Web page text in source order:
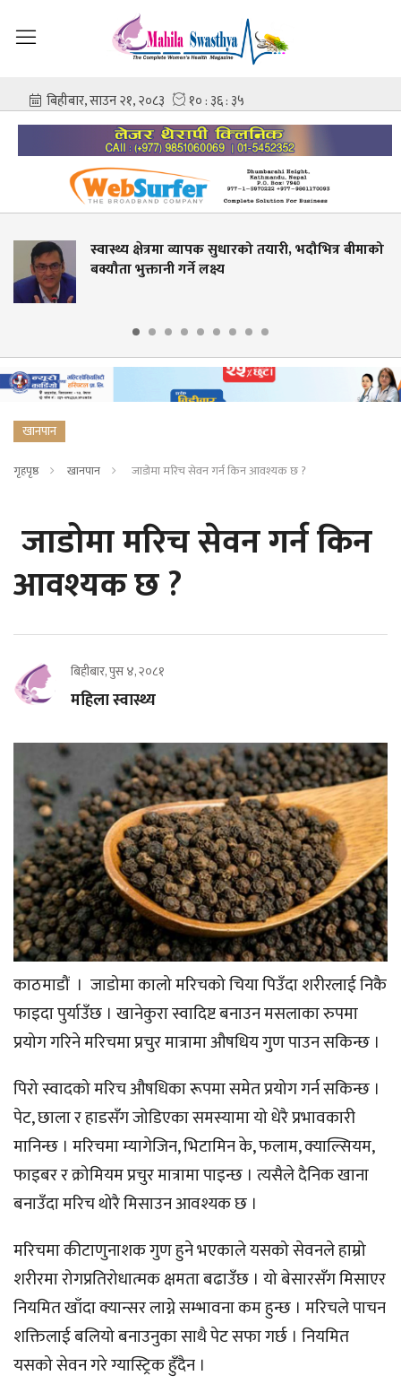
क्षेत्रमा व्यापक सुधारको तयारी, भदौभित्र बीमाको
भुक्तानी गर्ने लक्ष्य
खानपान
गृहपृष्ठ खानपान जाडोमा मरिच सेवन गर्न किन आवश्यक छ ?
जाडोमा मरिच सेवन गर्न किन
आवश्यक छ ?
बिहीबार, पुस ४, २०८१
महिला स्वास्थ्य
काठमाडौं । जाडोमा कालो मरिचको चिया पिउँदा शरीरलाई निकै
फाइदा पुर्याउँछ । खानेकुरा स्वादिष्ट बनाउन मसलाका रुपमा
प्रयोग गरिने मरिचमा प्रचुर मात्रामा औषधिय गुण पाउन सकिन्छ ।
पिरो स्वादको मरिच औषधिका रूपमा समेत प्रयोग गर्न सकिन्छ ।
पेट, छाला र हाडसँग जोडिएका समस्यामा यो धेरै प्रभावकारी
मानिन्छ । मरिचमा म्यागेजिन, भिटामिन के, फलाम, क्याल्सियम,
फाइबर र क्रोमियम प्रचुर मात्रामा पाइन्छ । त्यसैले दैनिक खाना
बनाउँदा मरिच थोरै मिसाउन आवश्यक छ ।
मरिचमा कीटाणुनाशक गुण हुने भएकाले यसको सेवनले हाम्रो
शरीरमा रोगप्रतिरोधात्मक क्षमता बढाउँछ । यो बेसारसँग मिसाएर
नियमित खाँदा क्यान्सर लाग्ने सम्भावना कम हुन्छ । मरिचले पाचन
शक्तिलाई बलियो बनाउनुका साथै पेट सफा गर्छ । नियमित
यसको सेवन गरे ग्यास्ट्रिक हुँदैन ।